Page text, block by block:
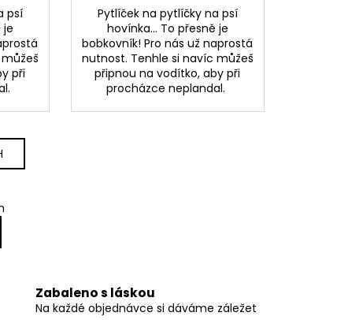
psí
je
při
Pytlíček na pytlíčky na psí
hovínka... To přesně je
bobkovník! Pro nás už naprostá
nutnost. Tenhle si navíc můžeš
připnou na vodítko, aby při
procházce neplandal.
Zabaleno s láskou
Na každé objednávce si dáváme záležet